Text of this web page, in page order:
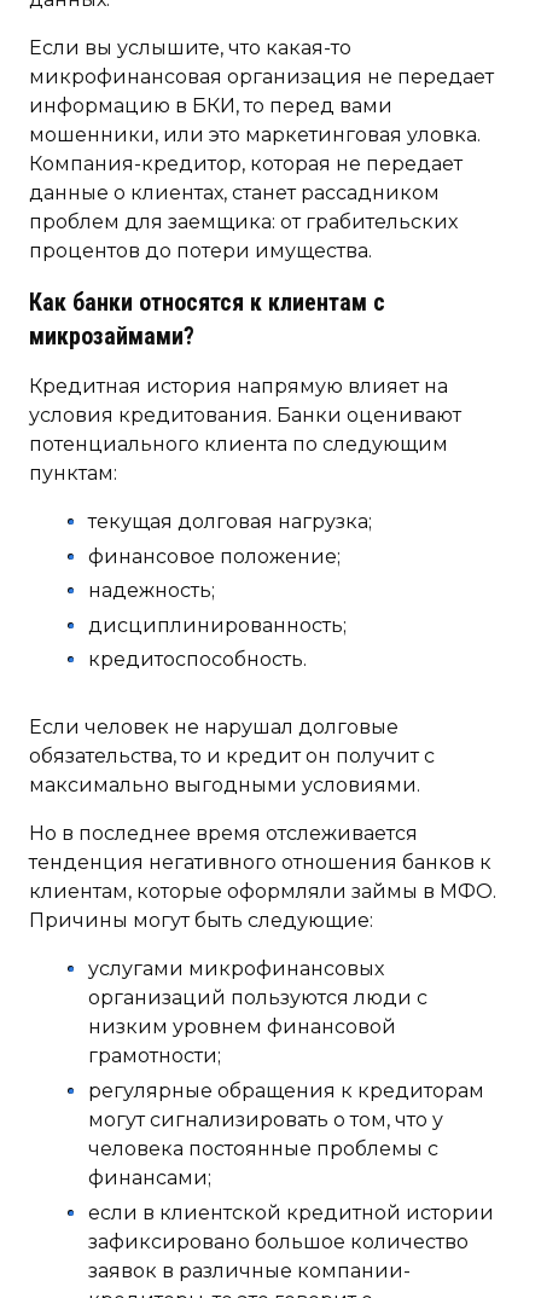
Если вы услышите, что какая-то
микрофинансовая организация не передает
информацию в БКИ, то перед вами
мошенники, или это маркетинговая уловка.
Компания-кредитор, которая не передает
данные о клиентах, станет рассадником
проблем для заемщика: от грабительских
процентов до потери имущества.
Как банки относятся к клиентам с
микрозаймами?
Кредитная история напрямую влияет на
условия кредитования. Банки оценивают
потенциального клиента по следующим
пунктам:
текущая долговая нагрузка;
финансовое положение;
надежность;
дисциплинированность;
кредитоспособность.
Если человек не нарушал долговые
обязательства, то и кредит он получит с
максимально выгодными условиями.
Но в последнее время отслеживается
тенденция негативного отношения банков к
клиентам, которые оформляли займы в МФО.
Причины могут быть следующие:
услугами микрофинансовых
организаций пользуются люди с
низким уровнем финансовой
грамотности;
регулярные обращения к кредиторам
могут сигнализировать о том, что у
человека постоянные проблемы с
финансами;
если в клиентской кредитной истории
зафиксировано большое количество
заявок в различные компании-